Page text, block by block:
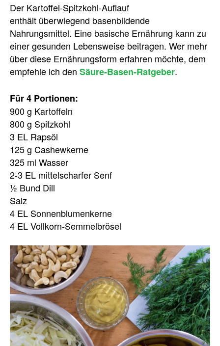
Der Kartoffel-Spitzkohl-Auflauf
enthält überwiegend basenbildende
Nahrungsmittel. Eine basische Ernährung kann zu
einer gesunden Lebensweise beitragen. Wer mehr
über diese Ernährungsform erfahren möchte, dem
empfehle ich den Säure-Basen-Ratgeber.
Für 4 Portionen:
900 g Kartoffeln
800 g Spitzkohl
3 EL Rapsöl
125 g Cashewkerne
325 ml Wasser
2-3 EL mittelscharfer Senf
½ Bund Dill
Salz
4 EL Sonnenblumenkerne
4 EL Vollkorn-Semmelbrösel